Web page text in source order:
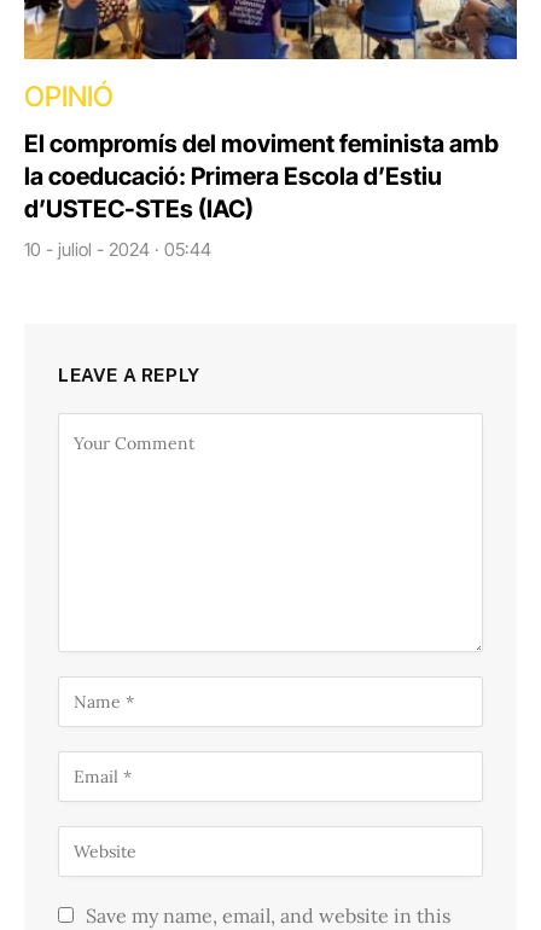
OPINIÓ
El compromís del moviment feminista amb
la coeducació: Primera Escola d’Estiu
d’USTEC-STEs (IAC)
10 - juliol - 2024 · 05:44
LEAVE A REPLY
Save my name, email, and website in this